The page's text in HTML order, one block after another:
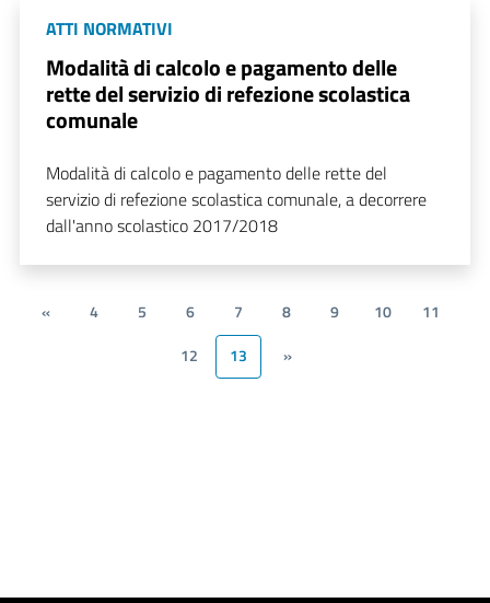
ATTI NORMATIVI
Modalità di calcolo e pagamento delle
rette del servizio di refezione scolastica
comunale
Modalità di calcolo e pagamento delle rette del
servizio di refezione scolastica comunale, a decorrere
dall'anno scolastico 2017/2018
« 4 5 6 7 8 9 10
11
12
13 »